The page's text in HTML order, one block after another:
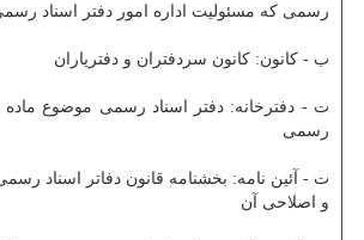
رسمی که مسئولیت اداره امور دفتر اسناد رسمی
ب - کانون: کانون سردفتران و دفتریاران
رسمی
و اصلاحی آن